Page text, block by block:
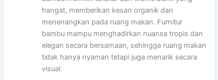
hangat, memberikan kesan organik dan
menenangkan pada ruang makan. Furnitur
bambu mampu menghadirkan nuansa tropis dan
elegan secara bersamaan, sehingga ruang makan
tidak hanya nyaman tetapi juga menarik secara
visual.